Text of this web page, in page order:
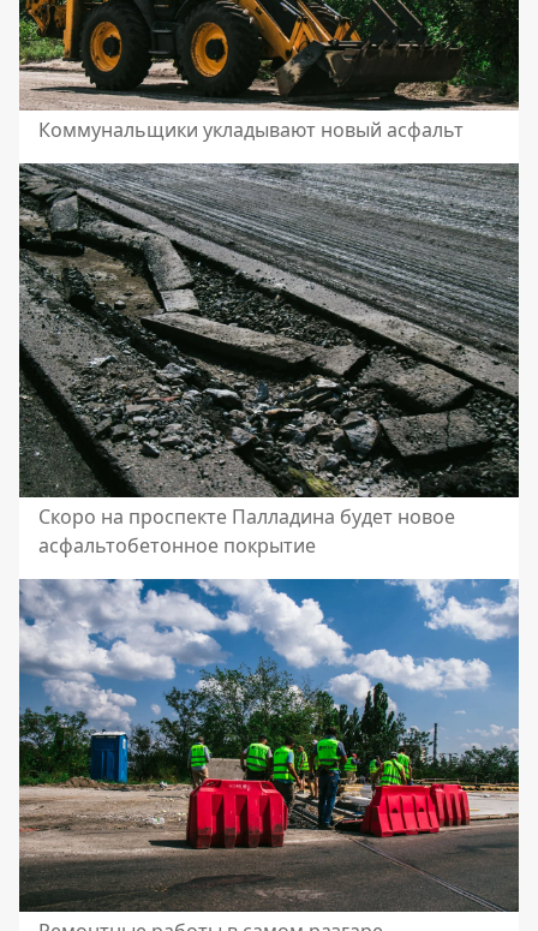
Коммунальщики укладывают новый асфальт
Скоро на проспекте Палладина будет новое
асфальтобетонное покрытие